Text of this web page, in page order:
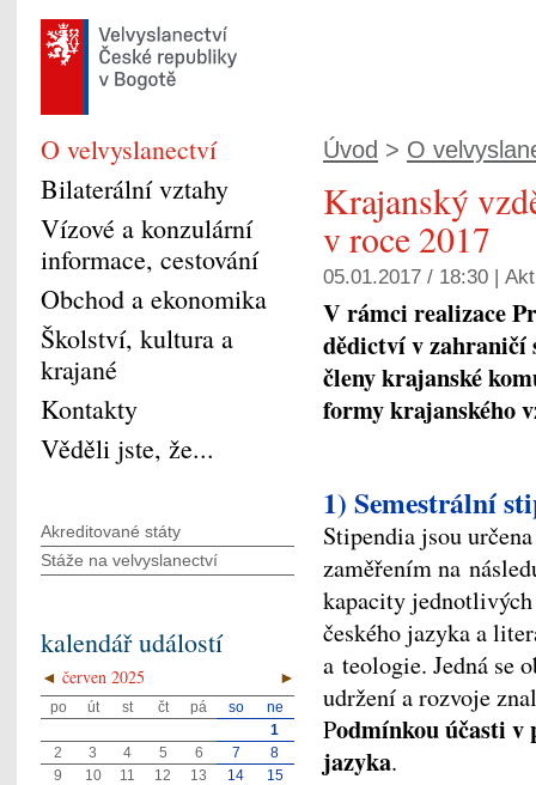
Úvod > O
Krajanský
v roce 2017
05.01.2017 / 18:30 |
V rámci realizace
dědictví v zahraničí
členy krajanské
formy krajanského
1) Semestrální
Stipendia jsou
zaměřením na
kapacity
českého jazyka a
a teologie. Jedná se
udržení a rozvoje
Podmínkou účasti v
jazyka.
O velvyslanectví
Bilaterální vztahy
Vízové a konzulární
informace, cestování
Obchod a ekonomika
Školství, kultura a
krajané
Kontakty
Věděli jste, že...
Akreditované státy
Stáže na velvyslanectví
kalendář událostí
◄ ►
červen 2025
po út st čt pá so
ne
1
2
3 4 5 6 7
8
9
10 11 12 13 14
15